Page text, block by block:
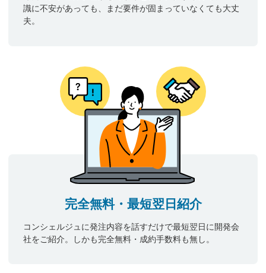
識に不安があっても、まだ要件が固まっていなくても大丈
夫。
完全無料・最短翌日紹介
コンシェルジュに発注内容を話すだけで最短翌日に開発会
社をご紹介。しかも完全無料・成約手数料も無し。